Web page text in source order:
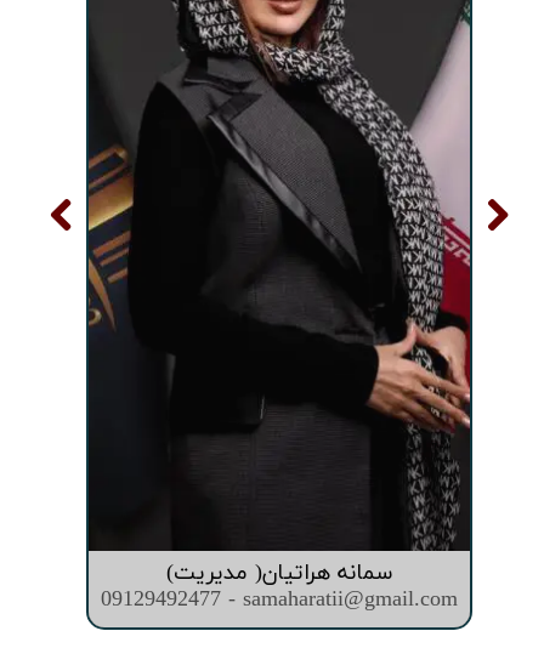
سمانه هراتیان( مدیریت)
09129492477 - samaharatii@gmail.com